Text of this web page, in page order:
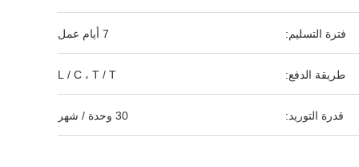
فترة التسليم: 7 أيام عمل
طريقة الدفع: L / C ، T / T
قدرة التوريد: 30 وحدة / شهر